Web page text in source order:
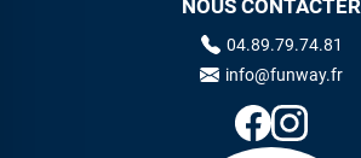
NOUS CONTACTER
04.89.79.74.81
info@funway.fr